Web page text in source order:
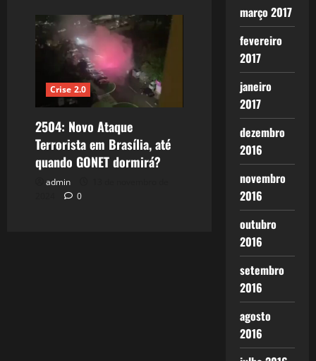
Crise 2.0
2504: Novo Ataque
Terrorista em Brasília, até
quando GONET dormirá?
admin
0
março 2017
fevereiro
2017
janeiro
2017
dezembro
2016
novembro
2016
outubro
2016
setembro
2016
agosto
2016